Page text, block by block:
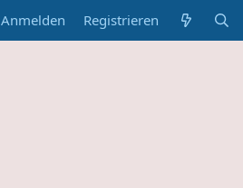
Anmelden Registrieren